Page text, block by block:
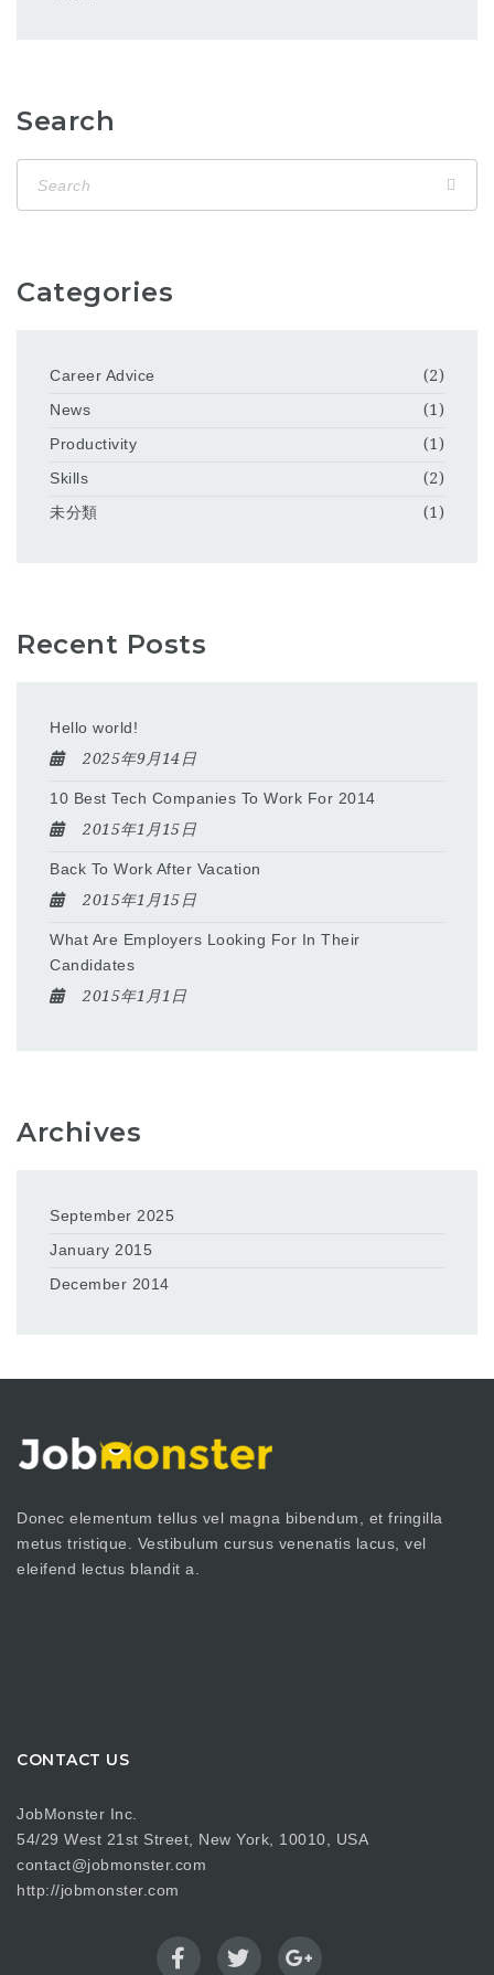
Search
Categories
Career Advice
(2)
News
(1)
Productivity
(1)
Skills
(2)
未分類
(1)
Recent Posts
Hello world!
2025年9月14日
10 Best Tech Companies To Work For 2014
2015年1月15日
Back To Work After Vacation
2015年1月15日
What Are Employers Looking For In Their
Candidates
2015年1月1日
Archives
September 2025
January 2015
December 2014
Donec elementum tellus vel magna bibendum, et fringilla
metus tristique. Vestibulum cursus venenatis lacus, vel
eleifend lectus blandit a.
CONTACT US
JobMonster Inc.
54/29 West 21st Street, New York, 10010, USA
contact@jobmonster.com
http://jobmonster.com